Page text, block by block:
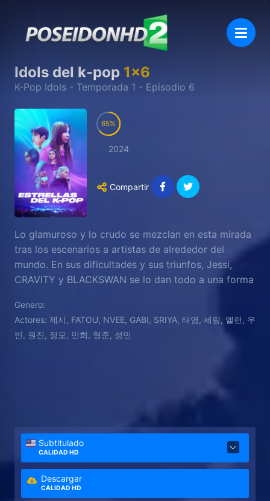
Idols del k-pop 1x6
K-Pop Idols - Temporada 1 - Episodio 6
65
2024
Compartir
Lo glamuroso y lo crudo se mezclan en esta mirada
tras los escenarios a artistas de alrededor del
mundo. En sus dificultades y sus triunfos, Jessi,
CRAVITY y BLACKSWAN se lo dan todo a una forma
perfectos.
Genero:
Actores: 제시, FATOU, NVEE, GABI, SRIYA, 태영, 세림, 앨런, 우
빈, 원진, 정모, 민희, 형준, 성민
Subtitulado
CALIDAD HD
Descargar
CALIDAD HD